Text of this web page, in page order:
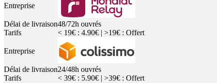
Entreprise
Délai de livraison48/72h ouvrés
Tarifs
< 19€ : 4.90€ | >19€ : Offert
Entreprise
Délai de livraison24/48h ouvrés
Tarifs
< 39€ : 5.90€ | >39€ : Offert